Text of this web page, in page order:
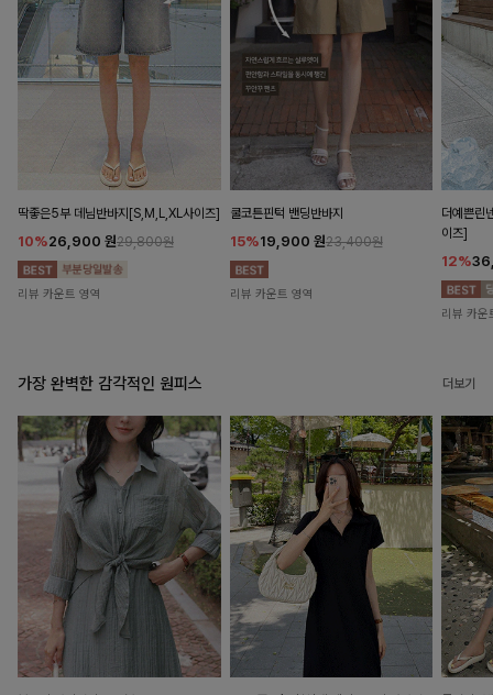
딱좋은5부 데님반바지[S,M,L,XL사이즈]
10%26,900 원29,800원
리뷰 카운트 영역
쿨코튼핀턱 밴딩반바지
15%19,900 원23,400원
리뷰 카운트 영역
더예쁜린
이즈]
12%
리뷰 카운
가장 완벽한 감각적인 원피스 더보기